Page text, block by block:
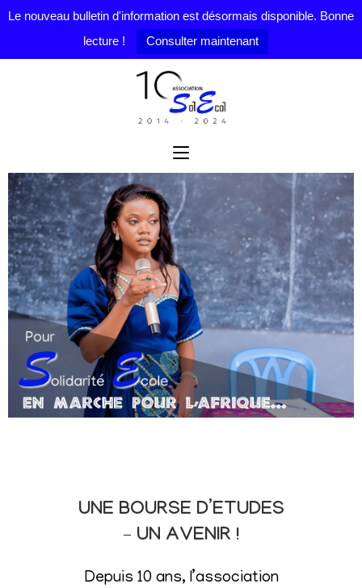
Le nouveau bulletin d'information est désormais disponible. Bonne
lecture !
Consulter maintenant
UNE BOURSE D’ETUDES
– UN AVENIR !
Depuis 10 ans, l’association